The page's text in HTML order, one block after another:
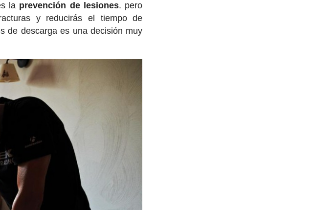
la prevención de lesiones. pero
y reducirás el tiempo de
de descarga es una decisión muy